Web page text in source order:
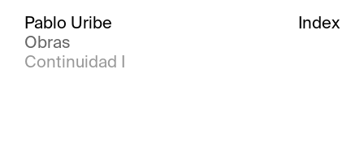
Pablo Uribe
Obras
Continuidad I
Index